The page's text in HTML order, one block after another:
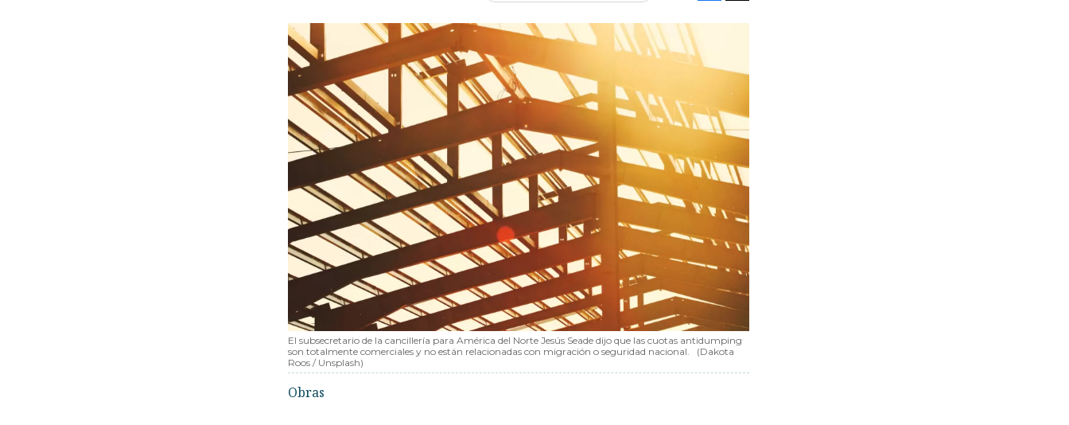
El subsecretario de la cancillería para América del Norte Jesús Seade dijo que las cuotas antidumping
son totalmente comerciales y no están relacionadas con migración o seguridad nacional.
(Dakota
Roos / Unsplash)
Obras